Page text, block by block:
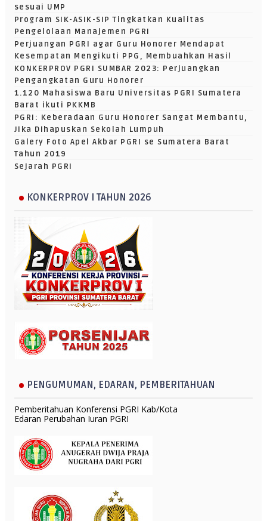
sesuai UMP
Program SIK-ASIK-SIP Tingkatkan Kualitas
Pengelolaan Manajemen PGRI
Perjuangan PGRI agar Guru Honorer Mendapat
Kesempatan Mengikuti PPG, Membuahkan Hasil
KONKERPROV PGRI SUMBAR 2023: Perjuangkan
Pengangkatan Guru Honorer
1.120 Mahasiswa Baru Universitas PGRI Sumatera
Barat ikuti PKKMB
PGRI: Keberadaan Guru Honorer Sangat Membantu,
Jika Dihapuskan Sekolah Lumpuh
Galery Foto Apel Akbar PGRI se Sumatera Barat
Tahun 2019
Sejarah PGRI
KONKERPROV I TAHUN 2026
PENGUMUMAN, EDARAN, PEMBERITAHUAN
Pemberitahuan Konferensi PGRI Kab/Kota
Edaran Perubahan Iuran PGRI